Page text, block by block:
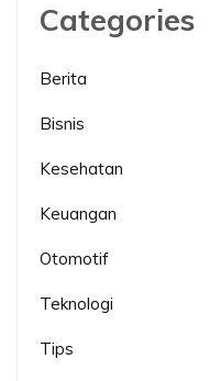
Categories
Berita
Bisnis
Kesehatan
Keuangan
Otomotif
Teknologi
Tips